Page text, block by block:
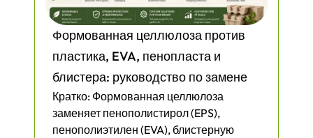
Формованная целлюлоза против
пластика, EVA, пенопласта и
блистера: руководство по замене
Кратко: Формованная целлюлоза
заменяет пенополистирол (EPS),
пенополиэтилен (EVA), блистерную